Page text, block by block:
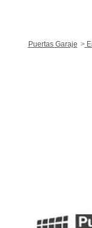
Puertas Garaje